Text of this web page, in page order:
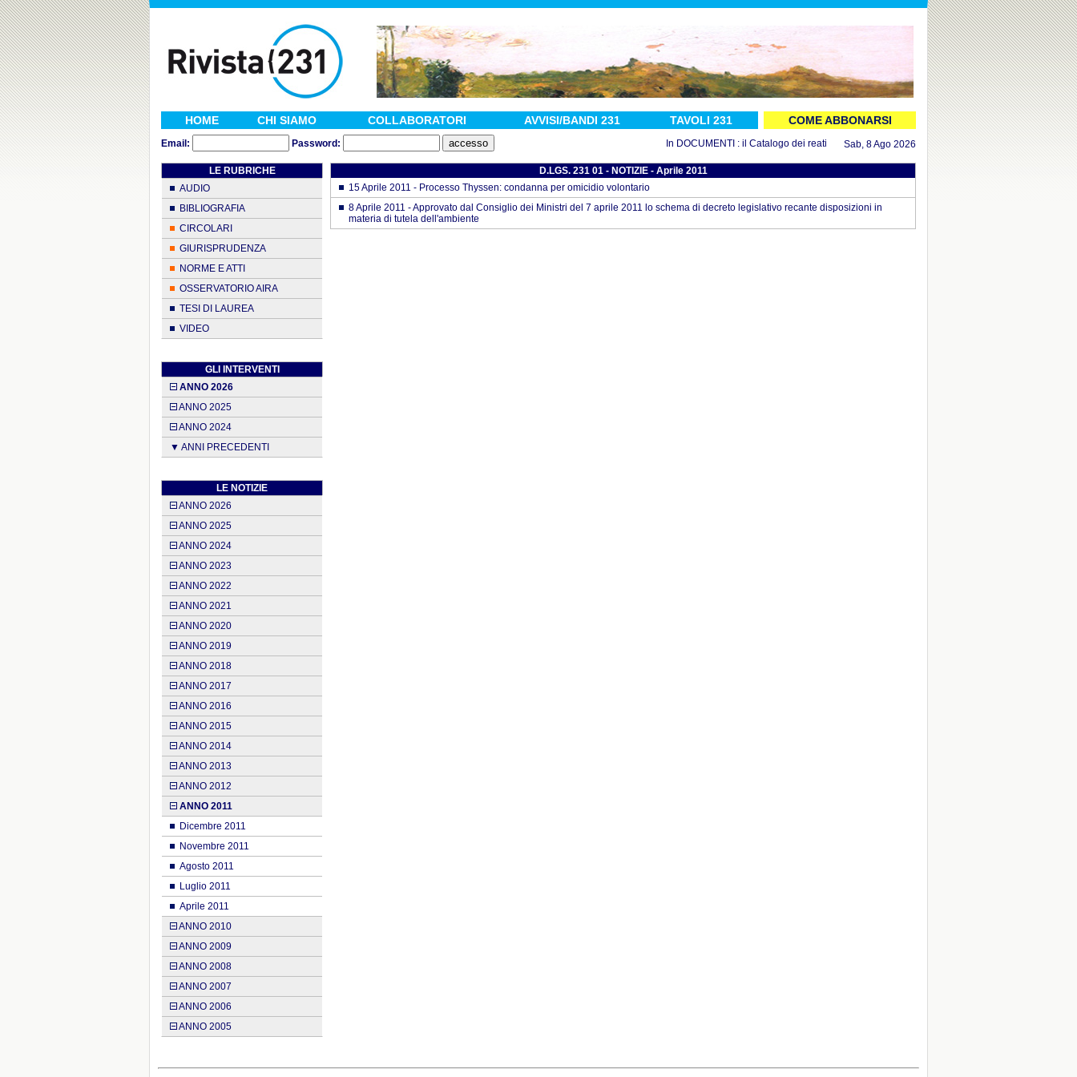
HOME CHI SIAMO COLLABORATORI AVVISI/BANDI 231 TAVOLI 231 COME ABBONARSI
Email: Password: In DOCUMENTI : il Catalogo dei reati aggiornato al 16 luglio 2026
Sab, 8 Ago 2026
LE RUBRICHE
AUDIO
BIBLIOGRAFIA
CIRCOLARI
GIURISPRUDENZA
NORME E ATTI
OSSERVATORIO AIRA
TESI DI LAUREA
VIDEO
GLI INTERVENTI
ANNO 2026
ANNO 2025
ANNO 2024
▼ ANNI PRECEDENTI
LE NOTIZIE
ANNO 2026
ANNO 2025
ANNO 2024
ANNO 2023
ANNO 2022
ANNO 2021
ANNO 2020
ANNO 2019
ANNO 2018
ANNO 2017
ANNO 2016
ANNO 2015
ANNO 2014
ANNO 2013
ANNO 2012
ANNO 2011
Dicembre 2011
Novembre 2011
Agosto 2011
Luglio 2011
Aprile 2011
ANNO 2010
ANNO 2009
ANNO 2008
ANNO 2007
ANNO 2006
ANNO 2005
D.LGS. 231 01 - NOTIZIE - Aprile 2011
15 Aprile 2011 - Processo Thyssen: condanna per omicidio volontario
8 Aprile 2011 - Approvato dal Consiglio dei Ministri del 7 aprile 2011 lo schema di decreto legislativo recante disposizioni in
materia di tutela dell'ambiente